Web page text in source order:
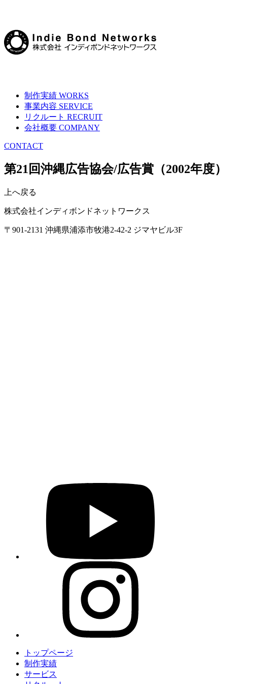
制作実績 WORKS
事業内容 SERVICE
リクルート RECRUIT
会社概要 COMPANY
CONTACT
第21回沖縄広告協会/広告賞（2002年度）
上へ戻る
株式会社インディボンドネットワークス
〒901-2131 沖縄県浦添市牧港2-42-2 ジマヤビル3F
トップページ
制作実績
サービス